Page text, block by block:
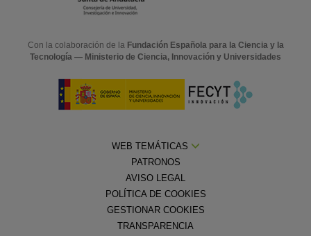
Con la colaboración de la Fundación Española para la Ciencia y la
Tecnología — Ministerio de Ciencia, Innovación y Universidades
WEB TEMÁTICAS
PATRONOS
AVISO LEGAL
POLÍTICA DE COOKIES
GESTIONAR COOKIES
TRANSPARENCIA